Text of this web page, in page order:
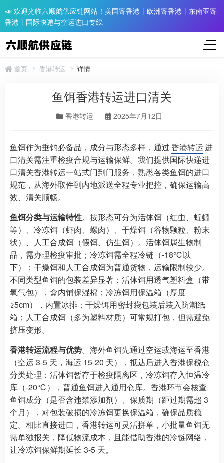
📣 欢迎光临六顺航供应链网站！美国寄香港丨欧洲寄香港丨东南亚寄
香港丨国际快递与空运进口专线
首页 香港转运 详情
鱼饵香港转运进口清关
香港转运 2025年7月12日
鱼饵作为垂钓必备品，成分与形态多样，通过香港转运进
口清关需注重检疫合规与运输保鲜。我们提供国际快递进
口清关香港转运一站式门到门服务，熟悉各类鱼饵的进口
规范，从海外取件到内地派送全程专业把控，确保运输高
效、清关顺畅。​
鱼饵分类与运输特性。按形态可分为活体饵（红虫、蚯蚓
等）、冷冻饵（虾肉、螺肉）、干燥饵（谷物颗粒、粉末
状）、人工合成饵（假饵、仿生饵）。活体饵属生物制
品，需办理检疫审批；冷冻饵需全程冷链（-18℃以
下）；干燥饵和人工合成饵为普通货物，运输限制较少。
不同类型鱼饵的包装差异显著：活体饵用透气塑料盒（带
氧气包），盒内铺保湿棉；冷冻饵用保温箱（厚度
≥5cm），内置冰排；干燥饵用密封袋包装后装入防潮纸
箱；人工合成饵（多为塑料材质）可常规打包，但需避免
挤压变形。​
香港转运流程与优势。海外鱼饵先通过空运或海运至香港
（空运 3-5 天，海运 15-20 天），抵达后进入香港保税仓
分类处理：活体饵暂存于检疫隔离区，冷冻饵存入恒温冷
库（-20℃），普通鱼饵进入通用仓库。香港环节会核查
鱼饵成分（是否含违禁添加剂）、保质期（距过期需超 3
个月），对包装破损的冷冻饵更换保温箱，确保品质稳
定。相比直接进口，香港转运可灵活拼单，小批量鱼饵无
需单独报关，降低物流成本，且能借助香港的冷链网络，
让冷冻饵保鲜期延长 3-5 天。​